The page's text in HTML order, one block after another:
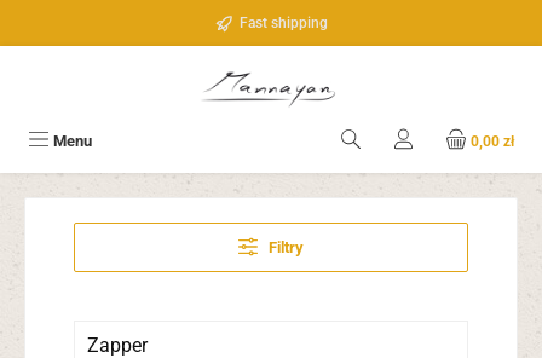
Fast shipping
Menu 0,00 zł
Filtry
Zapper